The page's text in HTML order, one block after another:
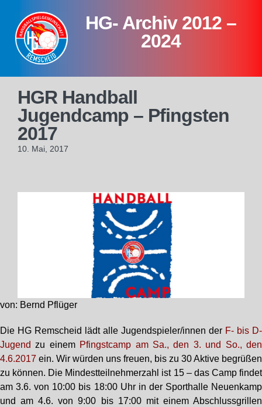
content
HG- Archiv 2012 –
2024
HGR Handball
Jugendcamp – Pfingsten
2017
10. Mai, 2017
von: Bernd Pflüger
Die HG Remscheid lädt alle Jugendspieler/innen der F- bis D-
Jugend zu einem Pfingstcamp am Sa., den 3. und So., den
4.6.2017 ein. Wir würden uns freuen, bis zu 30 Aktive begrüßen
zu können. Die Mindestteilnehmerzahl ist 15 – das Camp findet
am 3.6. von 10:00 bis 18:00 Uhr in der Sporthalle Neuenkamp
und am 4.6. von 9:00 bis 17:00 mit einem Abschlussgrillen